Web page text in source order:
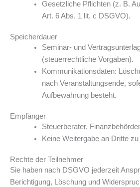
Gesetzliche Pflichten (z. B.
Art. 6 Abs. 1 lit. c DSGVO).
Speicherdauer
Seminar- und
(steuerrechtliche Vorgaben).
Kommunikationsdaten:
nach Veranstaltungsende,
Aufbewahrung besteht.
Empfänger
Steuerberater,
Keine Weitergabe an Dritte
Rechte der Teilnehmer
Sie haben nach DSGVO jederzeit
Berichtigung, Löschung und